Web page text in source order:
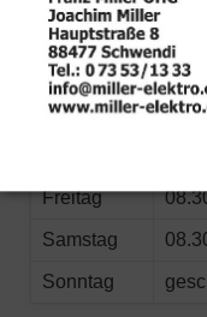
Montag
Dienstag
Mittwoch
Freitag
Samstag
Sonntag